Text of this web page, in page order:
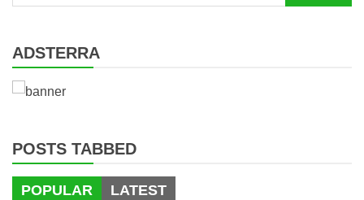
for:
ADSTERRA
POSTS TABBED
POPULAR LATEST